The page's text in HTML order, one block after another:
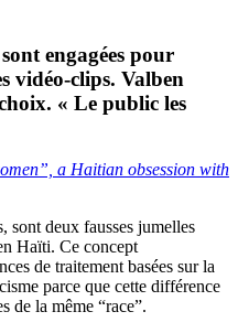
engagées pour
vidéo-clips. Valben
« Le public les
a Haitian obsession with
sont deux fausses jumelles
Haïti. Ce concept
de traitement basées sur la
parce que cette différence
de la même “race”.